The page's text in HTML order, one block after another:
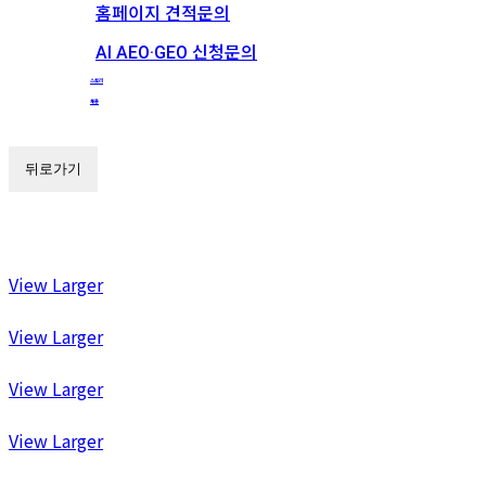
홈페이지 견적문의
AI AEO·GEO 신청문의
스토리
채용
뒤로가기
View Larger
View Larger
View Larger
View Larger